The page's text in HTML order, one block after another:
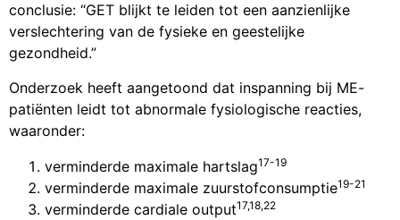
conclusie: “GET blijkt te leiden tot een aanzienlijke
verslechtering van de fysieke en geestelijke
gezondheid.”
Onderzoek heeft aangetoond dat inspanning bij ME-
patiënten leidt tot abnormale fysiologische reacties,
waaronder:
verminderde maximale hartslag17-19
verminderde maximale zuurstofconsumptie19-21
verminderde cardiale output17,18,22